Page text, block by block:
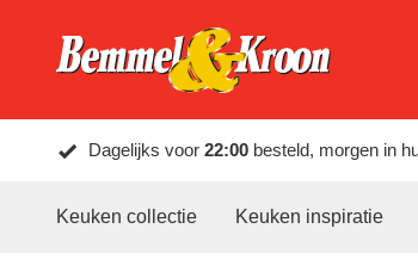
Dagelijks voor 22:00 besteld, morgen in
Keuken collectie Keuken inspiratie